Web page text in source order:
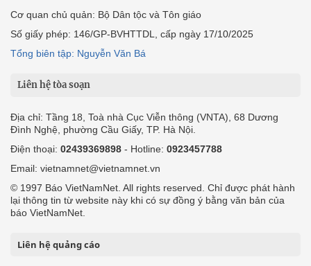
Cơ quan chủ quản: Bộ Dân tộc và Tôn giáo
Số giấy phép: 146/GP-BVHTTDL, cấp ngày 17/10/2025
Tổng biên tập: Nguyễn Văn Bá
Liên hệ tòa soạn
Địa chỉ: Tầng 18, Toà nhà Cục Viễn thông (VNTA), 68 Dương
Đình Nghệ, phường Cầu Giấy, TP. Hà Nội.
Điện thoại: 02439369898 - Hotline: 0923457788
Email: vietnamnet@vietnamnet.vn
© 1997 Báo VietNamNet. All rights reserved. Chỉ được phát hành
lại thông tin từ website này khi có sự đồng ý bằng văn bản của
báo VietNamNet.
Liên hệ quảng cáo